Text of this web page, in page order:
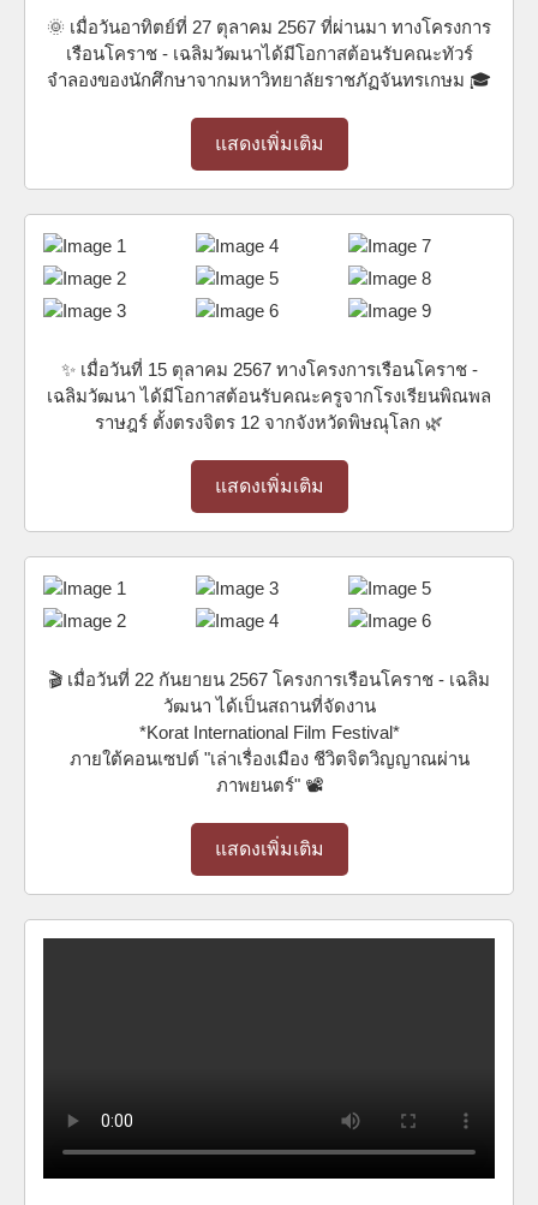
🌞 เมื่อวันอาทิตย์ที่ 27 ตุลาคม 2567 ที่ผ่านมา ทางโครงการ
เรือนโคราช - เฉลิมวัฒนาได้มีโอกาสต้อนรับคณะทัวร์
จำลองของนักศึกษาจากมหาวิทยาลัยราชภัฏจันทรเกษม 🎓
แสดงเพิ่มเติม
✨ เมื่อวันที่ 15 ตุลาคม 2567 ทางโครงการเรือนโคราช -
เฉลิมวัฒนา ได้มีโอกาสต้อนรับคณะครูจากโรงเรียนพิณพล
ราษฎร์ ตั้งตรงจิตร 12 จากจังหวัดพิษณุโลก 🌿
แสดงเพิ่มเติม
🎬 เมื่อวันที่ 22 กันยายน 2567 โครงการเรือนโคราช - เฉลิม
วัฒนา ได้เป็นสถานที่จัดงาน
*Korat International Film Festival*
ภายใต้คอนเซปต์ "เล่าเรื่องเมือง ชีวิตจิตวิญญาณผ่าน
ภาพยนตร์" 📽️
แสดงเพิ่มเติม